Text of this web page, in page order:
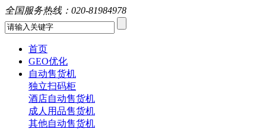
全国服务热线： 020-81984978
首页
GEO优化
自动售货机
独立扫码柜
酒店自动售货机
成人用品售货机
其他自动售货机